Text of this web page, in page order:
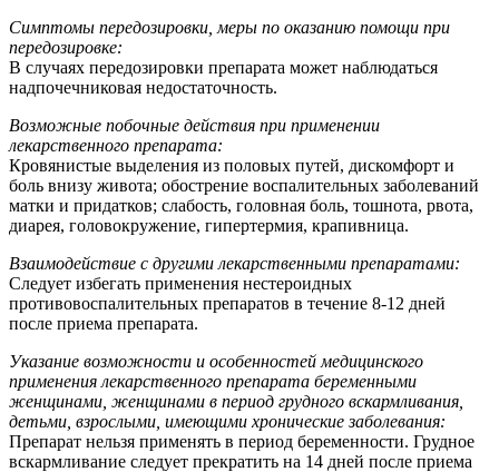
Симптомы передозировки, меры по оказанию помощи при
передозировке:
В случаях передозировки препарата может наблюдаться
надпочечниковая недостаточность.
Возможные побочные действия при применении
лекарственного препарата:
Кровянистые выделения из половых путей, дискомфорт и
боль внизу живота; обострение воспалительных заболеваний
матки и придатков; слабость, головная боль, тошнота, рвота,
диарея, головокружение, гипертермия, крапивница.
Взаимодействие с другими лекарственными препаратами:
Следует избегать применения нестероидных
противовоспалительных препаратов в течение 8-12 дней
после приема препарата.
Указание возможности и особенностей медицинского
применения лекарственного препарата беременными
женщинами, женщинами в период грудного вскармливания,
детьми, взрослыми, имеющими хронические заболевания:
Препарат нельзя применять в период беременности. Грудное
вскармливание следует прекратить на 14 дней после приема